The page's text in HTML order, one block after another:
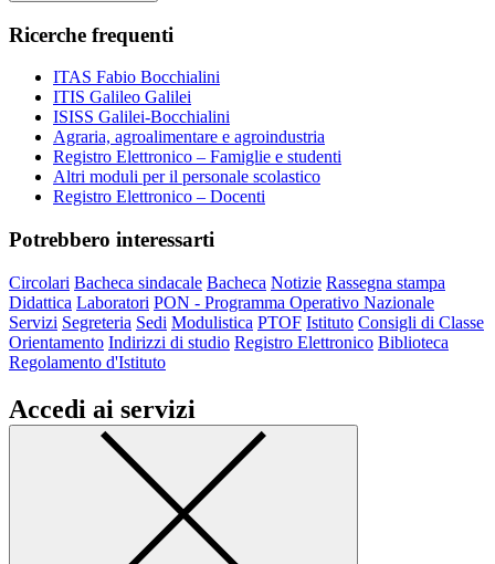
Ricerche frequenti
ITAS Fabio Bocchialini
ITIS Galileo Galilei
ISISS Galilei-Bocchialini
Agraria, agroalimentare e agroindustria
Registro Elettronico – Famiglie e studenti
Altri moduli per il personale scolastico
Registro Elettronico – Docenti
Potrebbero interessarti
Circolari Bacheca sindacale Bacheca Notizie Rassegna stampa
Didattica Laboratori PON - Programma Operativo Nazionale
Servizi Segreteria Sedi Modulistica PTOF Istituto Consigli di Classe
Orientamento Indirizzi di studio Registro Elettronico Biblioteca
Regolamento d'Istituto
Accedi ai servizi